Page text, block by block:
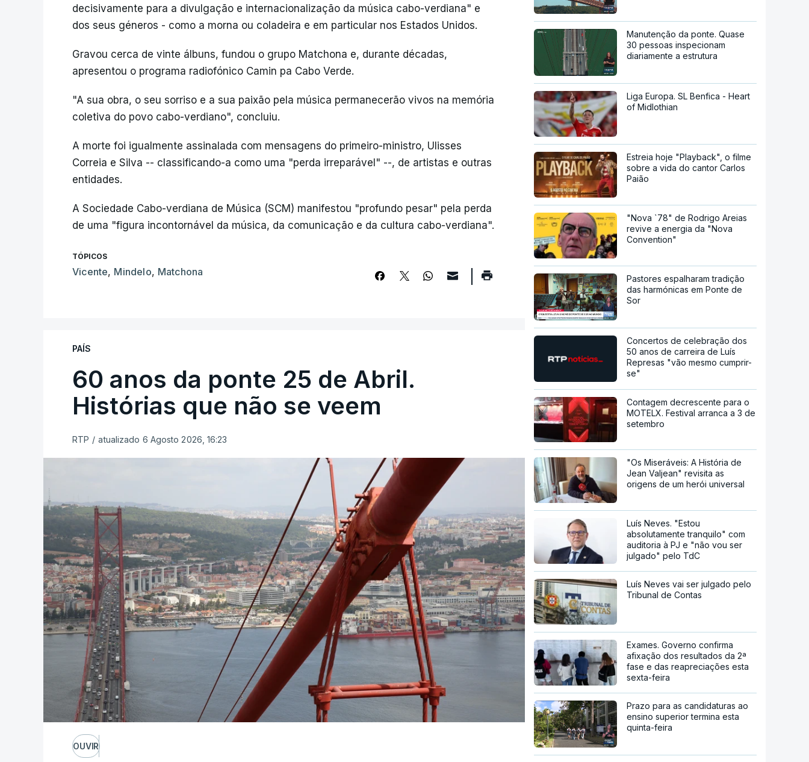
decisivamente para a divulgação e internacionalização da música cabo-verdiana" e
dos seus géneros - como a morna ou coladeira e em particular nos Estados Unidos.
Gravou cerca de vinte álbuns, fundou o grupo Matchona e, durante décadas,
apresentou o programa radiofónico Camin pa Cabo Verde.
"A sua obra, o seu sorriso e a sua paixão pela música permanecerão vivos na memória
coletiva do povo cabo-verdiano", concluiu.
A morte foi igualmente assinalada com mensagens do primeiro-ministro, Ulisses
Correia e Silva -- classificando-a como uma "perda irreparável" --, de artistas e outras
entidades.
A Sociedade Cabo-verdiana de Música (SCM) manifestou "profundo pesar" pela perda
de uma "figura incontornável da música, da comunicação e da cultura cabo-verdiana".
TÓPICOS
Vicente, Mindelo, Matchona
PAÍS
60 anos da ponte 25 de Abril.
Histórias que não se veem
RTP / atualizado 6 Agosto 2026, 16:23
OUVIR
Manutenção da ponte. Quase
30 pessoas inspecionam
diariamente a estrutura
Liga Europa. SL Benfica - Heart
of Midlothian
Estreia hoje "Playback", o filme
sobre a vida do cantor Carlos
Paião
"Nova `78" de Rodrigo Areias
revive a energia da "Nova
Convention"
Pastores espalharam tradição
das harmónicas em Ponte de
Sor
Concertos de celebração dos
50 anos de carreira de Luís
Represas "vão mesmo cumprir-
se"
Contagem decrescente para o
MOTELX. Festival arranca a 3 de
setembro
"Os Miseráveis: A História de
Jean Valjean" revisita as
origens de um herói universal
Luís Neves. "Estou
absolutamente tranquilo" com
auditoria à PJ e "não vou ser
julgado" pelo TdC
Luís Neves vai ser julgado pelo
Tribunal de Contas
Exames. Governo confirma
afixação dos resultados da 2ª
fase e das reapreciações esta
sexta-feira
Prazo para as candidaturas ao
ensino superior termina esta
quinta-feira